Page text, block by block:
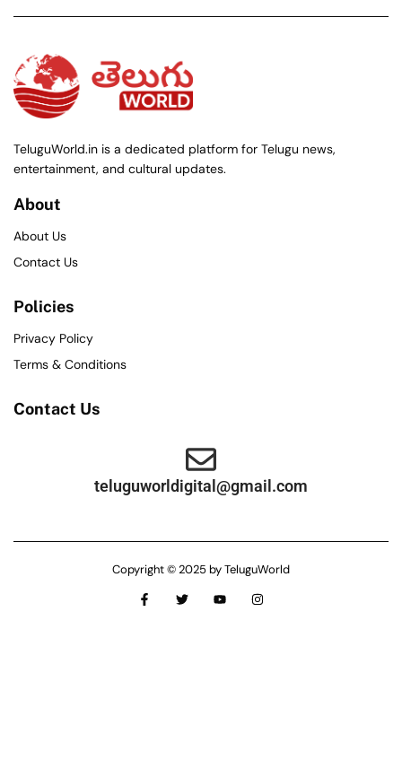
TeluguWorld.in is a dedicated platform for Telugu news,
entertainment, and cultural updates.
About
About Us
Contact Us
Policies
Privacy Policy
Terms & Conditions
Contact Us
teluguworldigital@gmail.com
Copyright © 2025 by TeluguWorld